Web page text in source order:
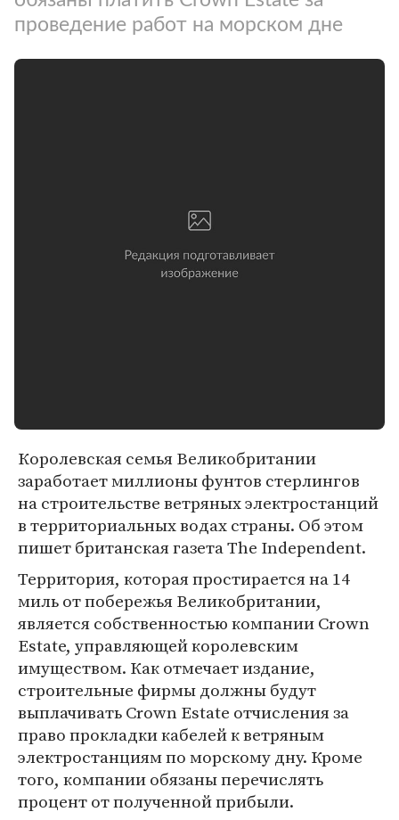
проведение работ на морском дне
Королевская семья Великобритании
заработает миллионы фунтов стерлингов
на строительстве ветряных электростанций
в территориальных водах страны. Об этом
пишет британская газета The Independent.
Территория, которая простирается на 14
миль от побережья Великобритании,
является собственностью компании Crown
Estate, управляющей королевским
имуществом. Как отмечает издание,
строительные фирмы должны будут
выплачивать Crown Estate отчисления за
право прокладки кабелей к ветряным
электростанциям по морскому дну. Кроме
того, компании обязаны перечислять
процент от полученной прибыли.